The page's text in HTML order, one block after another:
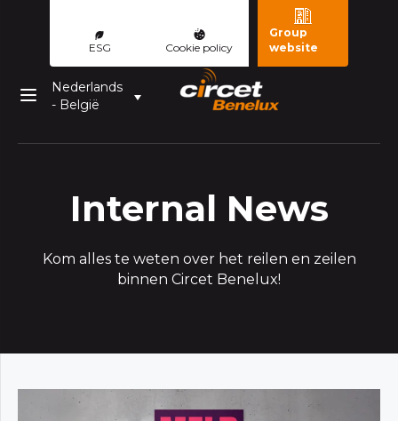
Nederlands
- België
ESG Cookie policy
Group
website
Internal News
Kom alles te weten over het reilen en zeilen
binnen Circet Benelux!